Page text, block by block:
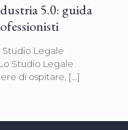
5.0: guida
Studio Legale
Studio Legale
di ospitare, […]